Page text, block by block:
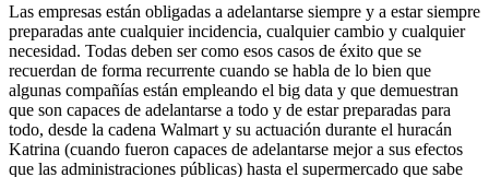
Las empresas están obligadas a adelantarse siempre y a estar siempre
preparadas ante cualquier incidencia, cualquier cambio y cualquier
necesidad. Todas deben ser como esos casos de éxito que se
recuerdan de forma recurrente cuando se habla de lo bien que
algunas compañías están empleando el big data y que demuestran
que son capaces de adelantarse a todo y de estar preparadas para
todo, desde la cadena Walmart y su actuación durante el huracán
Katrina (cuando fueron capaces de adelantarse mejor a sus efectos
que las administraciones públicas) hasta el supermercado que sabe